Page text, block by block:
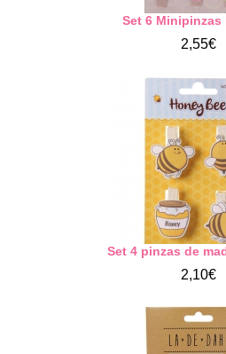
Set 6 Minipinzas
2,55€
Set 4 pinzas de
2,10€